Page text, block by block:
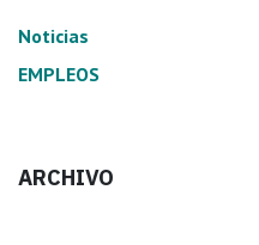
Noticias
EMPLEOS
ARCHIVO